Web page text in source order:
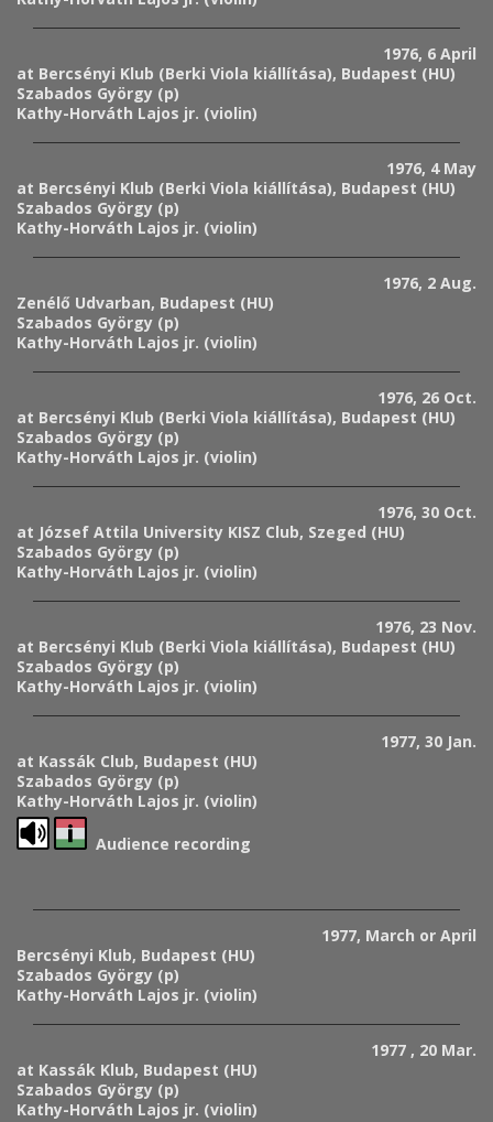
1976, 6 April
at Bercsényi Klub (Berki Viola kiállítása), Budapest (HU)
Szabados György (p)
Kathy-Horváth Lajos jr. (violin)
1976, 4 May
at Bercsényi Klub (Berki Viola kiállítása), Budapest (HU)
Szabados György (p)
Kathy-Horváth Lajos jr. (violin)
1976, 2 Aug.
Zenélő Udvarban, Budapest (HU)
Szabados György (p)
Kathy-Horváth Lajos jr. (violin)
1976, 26 Oct.
at Bercsényi Klub (Berki Viola kiállítása), Budapest (HU)
Szabados György (p)
Kathy-Horváth Lajos jr. (violin)
1976, 30 Oct.
at József Attila University KISZ Club, Szeged (HU)
Szabados György (p)
Kathy-Horváth Lajos jr. (violin)
1976, 23 Nov.
at Bercsényi Klub (Berki Viola kiállítása), Budapest (HU)
Szabados György (p)
Kathy-Horváth Lajos jr. (violin)
1977, 30 Jan.
at Kassák Club, Budapest (HU)
Szabados György (p)
Kathy-Horváth Lajos jr. (violin)
Audience recording
1977, March or April
Bercsényi Klub, Budapest (HU)
Szabados György (p)
Kathy-Horváth Lajos jr. (violin)
1977 , 20 Mar.
at Kassák Klub, Budapest (HU)
Szabados György (p)
Kathy-Horváth Lajos jr. (violin)